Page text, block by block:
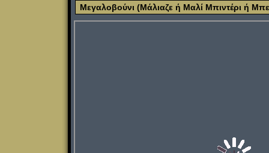
Μεγαλοβούνι (Μάλιαζε ή Μαλί Μπιντέρι ή